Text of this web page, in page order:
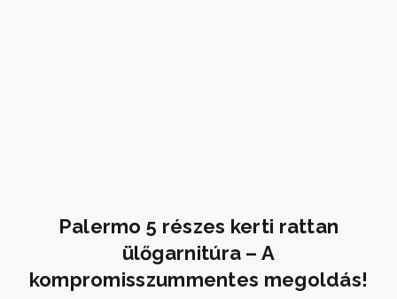
Palermo 5 részes kerti rattan
ülőgarnitúra – A
kompromisszummentes megoldás!